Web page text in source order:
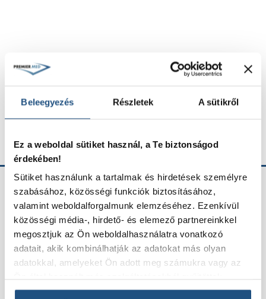
Beleegyezés Részletek A sütikről
Ez a weboldal sütiket használ, a Te biztonságod
érdekében!
Sütiket használunk a tartalmak és hirdetések személyre
szabásához, közösségi funkciók biztosításához,
valamint weboldalforgalmunk elemzéséhez. Ezenkívül
közösségi média-, hirdető- és elemező partnereinkkel
megosztjuk az Ön weboldalhasználatra vonatkozó
adatait, akik kombinálhatják az adatokat más olyan
adatokkal, amelyeket Ön adott meg számukra vagy az
PREMIER G. MED EÜ. KFT.
1037 Budapest, Virág Benedek utca 26. (gépkocsival:
Csatárka utca 1.)
+36-1-803-7281